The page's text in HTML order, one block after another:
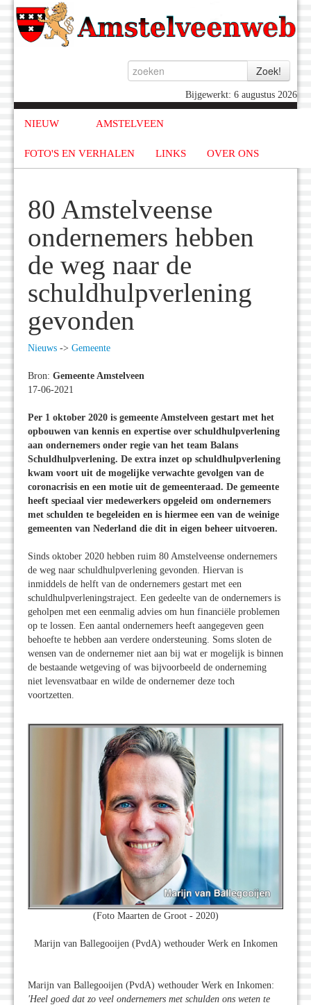
Bijgewerkt: 6 augustus 2026
NIEUW AMSTELVEEN
FOTO'S EN VERHALEN LINKS OVER ONS
80 Amstelveense
ondernemers hebben
de weg naar de
schuldhulpverlening
gevonden
Nieuws -> Gemeente
Bron: Gemeente Amstelveen
17-06-2021
Per 1 oktober 2020 is gemeente Amstelveen gestart met het
opbouwen van kennis en expertise over schuldhulpverlening
aan ondernemers onder regie van het team Balans
Schuldhulpverlening. De extra inzet op schuldhulpverlening
kwam voort uit de mogelijke verwachte gevolgen van de
coronacrisis en een motie uit de gemeenteraad. De gemeente
heeft speciaal vier medewerkers opgeleid om ondernemers
met schulden te begeleiden en is hiermee een van de weinige
gemeenten van Nederland die dit in eigen beheer uitvoeren.
Sinds oktober 2020 hebben ruim 80 Amstelveense ondernemers
de weg naar schuldhulpverlening gevonden. Hiervan is
inmiddels de helft van de ondernemers gestart met een
schuldhulpverleningstraject. Een gedeelte van de ondernemers is
geholpen met een eenmalig advies om hun financiële problemen
op te lossen. Een aantal ondernemers heeft aangegeven geen
behoefte te hebben aan verdere ondersteuning. Soms sloten de
wensen van de ondernemer niet aan bij wat er mogelijk is binnen
de bestaande wetgeving of was bijvoorbeeld de onderneming
niet levensvatbaar en wilde de ondernemer deze toch
voortzetten.
(Foto Maarten de Groot - 2020)
Marijn van Ballegooijen (PvdA) wethouder Werk en Inkomen
Marijn van Ballegooijen (PvdA) wethouder Werk en Inkomen:
'Heel goed dat zo veel ondernemers met schulden ons weten te